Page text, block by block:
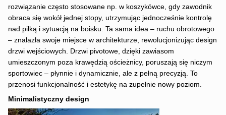
rozwiązanie często stosowane np. w koszykówce, gdy zawodnik
obraca się wokół jednej stopy, utrzymując jednocześnie kontrolę
nad piłką i sytuacją na boisku. Ta sama idea – ruchu obrotowego
– znalazła swoje miejsce w architekturze, rewolucjonizując design
drzwi wejściowych. Drzwi pivotowe, dzięki zawiasom
umieszczonym poza krawędzią ościeżnicy, poruszają się niczym
sportowiec – płynnie i dynamicznie, ale z pełną precyzją. To
przenosi funkcjonalność i estetykę na zupełnie nowy poziom.
Minimalistyczny design